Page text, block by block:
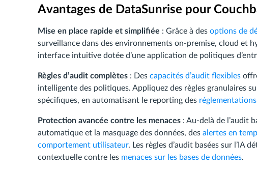
Avantages de DataSunrise pour
Mise en place rapide et simplifiée : Grâce à des options de
surveillance dans des environnements on-premise, cloud et
interface intuitive dotée d’une application de politiques
Règles d’audit complètes : Des capacités d’audit flexibles
intelligente des politiques. Appliquez des règles granulaires
spécifiques, en automatisant le reporting des
Protection avancée contre les menaces : Au-delà de l’audit
automatique et la masquage des données, des alertes en
comportement utilisateur. Les règles d’audit basées sur l’IA
contextuelle contre les menaces sur les bases de données.